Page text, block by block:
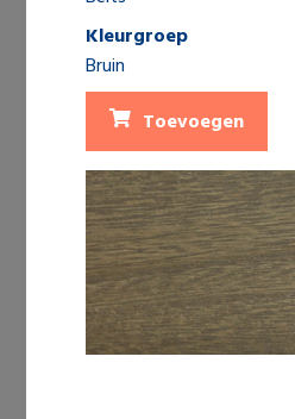
Shutters 0419 Antique Brown
Kleurgroep
Bruin
Toevoegen